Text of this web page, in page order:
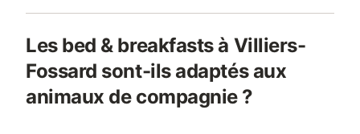
Les bed & breakfasts à Villiers-
Fossard sont-ils adaptés aux
animaux de compagnie ?